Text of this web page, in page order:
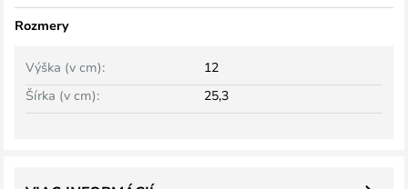
Rozmery
Šírka (v cm): 25,3
Výška (v cm): 12